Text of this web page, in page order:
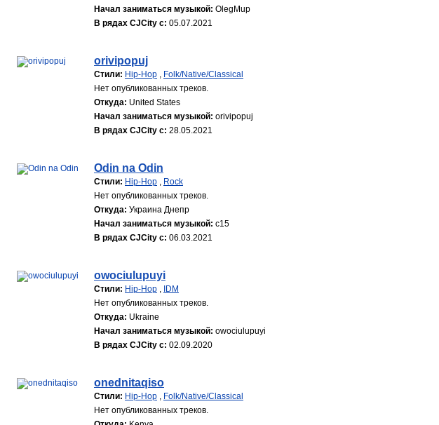
Начал заниматься музыкой: OlegMup
В рядах CJCity с: 05.07.2021
orivipopuj
Стили: Hip-Hop , Folk/Native/Classical
Нет опубликованных треков.
Откуда: United States
Начал заниматься музыкой: orivipopuj
В рядах CJCity с: 28.05.2021
Odin na Odin
Стили: Hip-Hop , Rock
Нет опубликованных треков.
Откуда: Украина Днепр
Начал заниматься музыкой: с15
В рядах CJCity с: 06.03.2021
owociulupuyi
Стили: Hip-Hop , IDM
Нет опубликованных треков.
Откуда: Ukraine
Начал заниматься музыкой: owociulupuyi
В рядах CJCity с: 02.09.2020
onednitaqiso
Стили: Hip-Hop , Folk/Native/Classical
Нет опубликованных треков.